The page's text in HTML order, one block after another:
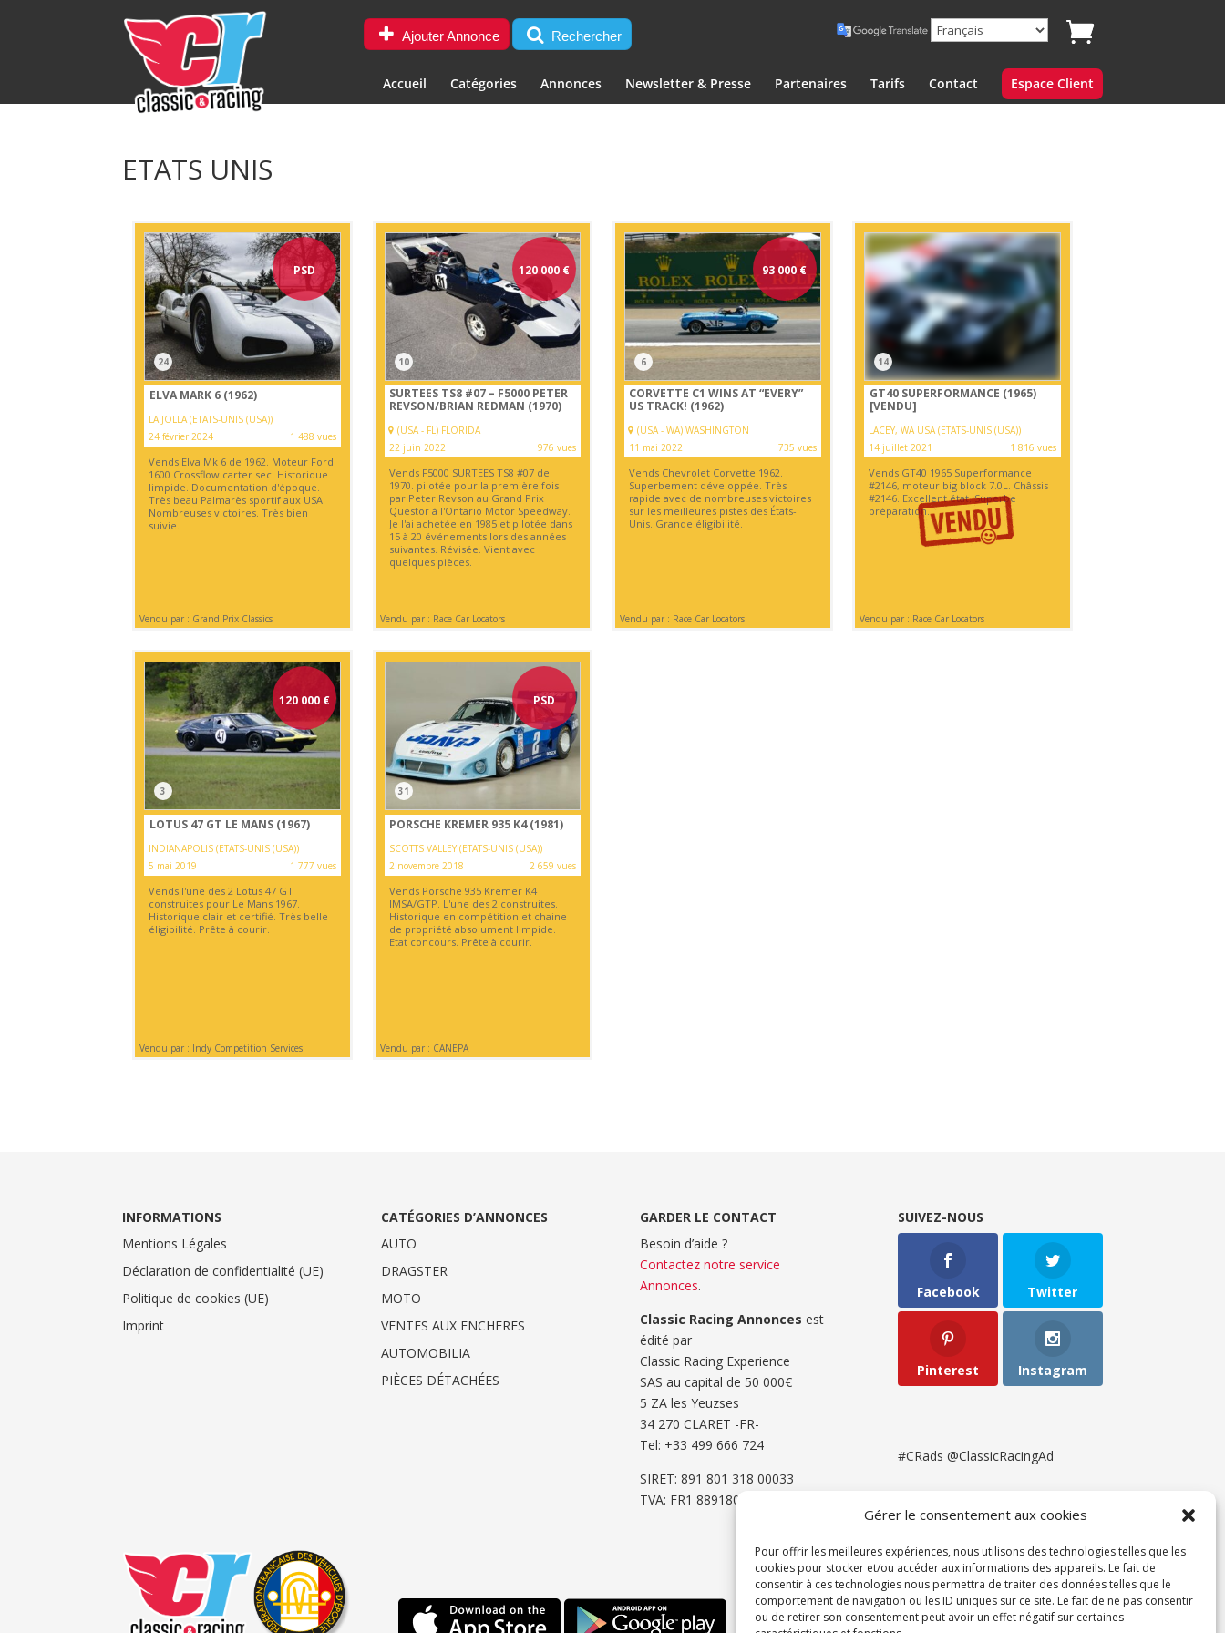
Gérer le consentement aux cookies
Pour offrir les meilleures expériences, nous utilisons des technologies telles que les
cookies pour stocker et/ou accéder aux informations des appareils. Le fait de
consentir à ces technologies nous permettra de traiter des données telles que le
comportement de navigation ou les ID uniques sur ce site. Le fait de ne pas consentir
ou de retirer son consentement peut avoir un effet négatif sur certaines
Ajouter Annonce Rechercher
Accueil Catégories Annonces Newsletter & Presse Partenaires Tarifs Contact Espace Client
ETATS UNIS
PSD
24
ELVA MARK 6 (1962)
LA JOLLA (ETATS-UNIS (USA))
24 février 2024
1 488 vues
Vends Elva Mk 6 de 1962. Moteur Ford
1600 Crossflow carter sec. Historique
limpide. Documentation d'époque.
Très beau Palmarès sportif aux USA.
Nombreuses victoires. Très bien
suivie.
Vendu par : Grand Prix Classics
120 000 €
10
SURTEES TS8 #07 – F5000 PETER
REVSON/BRIAN REDMAN (1970)
(USA - FL) FLORIDA
22 juin 2022
976 vues
Vends F5000 SURTEES TS8 #07 de
1970. pilotée pour la première fois
par Peter Revson au Grand Prix
Questor à l'Ontario Motor Speedway.
Je l'ai achetée en 1985 et pilotée dans
15 à 20 événements lors des années
suivantes. Révisée. Vient avec
quelques pièces.
Vendu par : Race Car Locators
93 000€
6
CORVETTE C1 WINS AT “EVERY”
US TRACK! (1962)
(USA - WA) WASHINGTON
11 mai 2022
735 vues
Vends Chevrolet Corvette 1962.
Superbement développée. Très
rapide avec de nombreuses victoires
sur les meilleures pistes des États-
Unis. Grande éligibilité.
Vendu par : Race Car Locators
14
GT40 SUPERFORMANCE (1965)
[VENDU]
LACEY, WA USA (ETATS-UNIS (USA))
14 juillet 2021
1 816 vues
Vends GT40 1965 Superformance
#2146, moteur big block 7.0L. Châssis
#2146. Excellent état. Superbe
préparation.
Vendu par : Race Car Locators
120 000 €
3
LOTUS 47 GT LE MANS (1967)
INDIANAPOLIS (ETATS-UNIS (USA))
5 mai 2019
1 777 vues
Vends l'une des 2 Lotus 47 GT
construites pour Le Mans 1967.
Historique clair et certifié. Très belle
éligibilité. Prête à courir.
Vendu par : Indy Competition Services
PSD
31
PORSCHE KREMER 935 K4 (1981)
SCOTTS VALLEY (ETATS-UNIS (USA))
2 novembre 2018
2 659 vues
Vends Porsche 935 Kremer K4
IMSA/GTP. L'une des 2 construites.
Historique en compétition et chaine
de propriété absolument limpide.
Etat concours. Prête à courir.
Vendu par : CANEPA
INFORMATIONS
Mentions Légales
Déclaration de confidentialité (UE)
Politique de cookies (UE)
Imprint
CATÉGORIES D’ANNONCES
AUTO
DRAGSTER
MOTO
VENTES AUX ENCHERES
AUTOMOBILIA
PIÈCES DÉTACHÉES
GARDER LE CONTACT
Besoin d’aide ?
Contactez notre service
Annonces.
Classic Racing Annonces est
édité par
Classic Racing Experience
SAS au capital de 50 000€
5 ZA les Yeuzses
34 270 CLARET -FR-
Tel: ‭+33 499 666 724‬
SIRET: 891 801 318 00033
TVA: FR1 8891801318
SUIVEZ-NOUS
Facebook Twitter
Pinterest Instagram
#CRads @ClassicRacingAd